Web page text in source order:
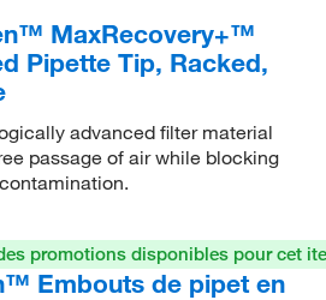
(3)
(14)
MaxRecovery+™
Pipette Tip, Racked,
advanced filter material
passage of air while blocking
promotions disponibles pour cet
Embouts de pipet en